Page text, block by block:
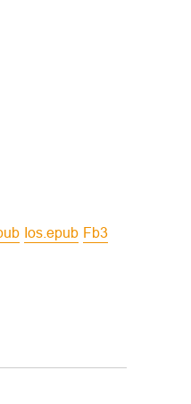
ios.epub fb3